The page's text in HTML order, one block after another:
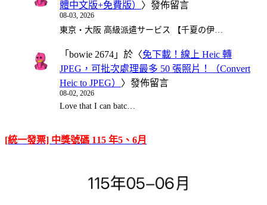
體中文版+免費版） 〉發佈留言
08-03, 2026
東京・大阪 高級派遣サービス 【千夏の伊…
「 bowie 2674 」於〈免下載！線上 Heic 轉
JPEG，可批次處理最多 50 張照片！（Convert
Heic to JPEG）
〉發佈留言
08-02, 2026
Love that I can batc…
[統一發票] 中獎號碼 115 年5、6月